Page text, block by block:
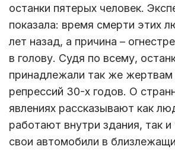
останки пятерых человек.
показала: время смерти этих
лет назад, а причина –
в голову. Судя по всему,
принадлежали так же жертвам
репрессий 30-х годов. О
явлениях рассказывают как
работают внутри здания, так
свои автомобили в